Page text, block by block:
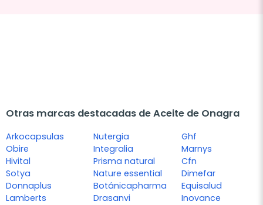
Otras marcas destacadas de Aceite de Onagra
Arkocapsulas
Obire
Hivital
Sotya
Donnaplus
Lamberts
Nutergia
Integralia
Prisma natural
Nature essential
Botánicapharma
Drasanvi
Ghf
Marnys
Cfn
Dimefar
Equisalud
Inovance